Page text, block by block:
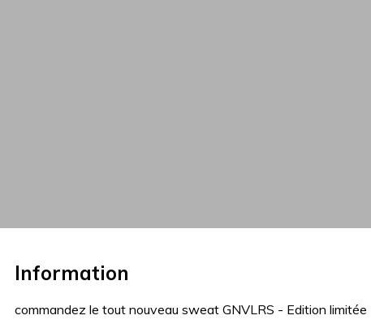
Information
commandez le tout nouveau sweat GNVLRS - Edition